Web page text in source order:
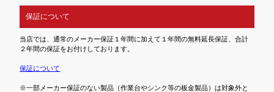
保証について
当店では、通常のメーカー保証１年間に加えて１年間の無料延長保証、合計
２年間の保証をお付けしております。
保証について
※一部メーカー保証のない製品（作業台やシンク等の板金製品）は対象外と